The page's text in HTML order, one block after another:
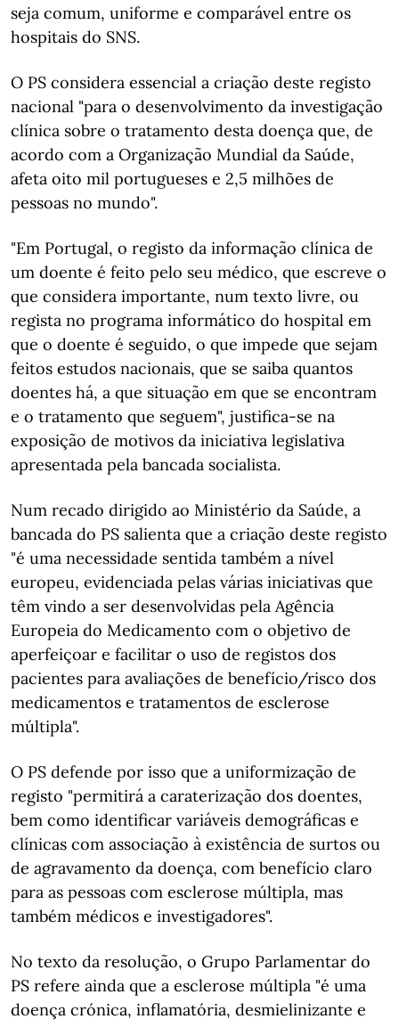
seja comum, uniforme e comparável entre os
hospitais do SNS.
O PS considera essencial a criação deste registo
nacional "para o desenvolvimento da investigação
clínica sobre o tratamento desta doença que, de
acordo com a Organização Mundial da Saúde,
afeta oito mil portugueses e 2,5 milhões de
pessoas no mundo".
"Em Portugal, o registo da informação clínica de
um doente é feito pelo seu médico, que escreve o
que considera importante, num texto livre, ou
regista no programa informático do hospital em
que o doente é seguido, o que impede que sejam
feitos estudos nacionais, que se saiba quantos
doentes há, a que situação em que se encontram
e o tratamento que seguem", justifica-se na
exposição de motivos da iniciativa legislativa
apresentada pela bancada socialista.
Num recado dirigido ao Ministério da Saúde, a
bancada do PS salienta que a criação deste registo
"é uma necessidade sentida também a nível
europeu, evidenciada pelas várias iniciativas que
têm vindo a ser desenvolvidas pela Agência
Europeia do Medicamento com o objetivo de
aperfeiçoar e facilitar o uso de registos dos
pacientes para avaliações de benefício/risco dos
medicamentos e tratamentos de esclerose
múltipla".
O PS defende por isso que a uniformização de
registo "permitirá a caraterização dos doentes,
bem como identificar variáveis demográficas e
clínicas com associação à existência de surtos ou
de agravamento da doença, com benefício claro
para as pessoas com esclerose múltipla, mas
também médicos e investigadores".
No texto da resolução, o Grupo Parlamentar do
PS refere ainda que a esclerose múltipla "é uma
doença crónica, inflamatória, desmielinizante e